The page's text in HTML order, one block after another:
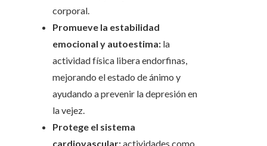
corporal.
Promueve la estabilidad
emocional y autoestima: la
actividad física libera endorfinas,
mejorando el estado de ánimo y
ayudando a prevenir la depresión en
la vejez.
Protege el sistema
cardiovascular:actividades como